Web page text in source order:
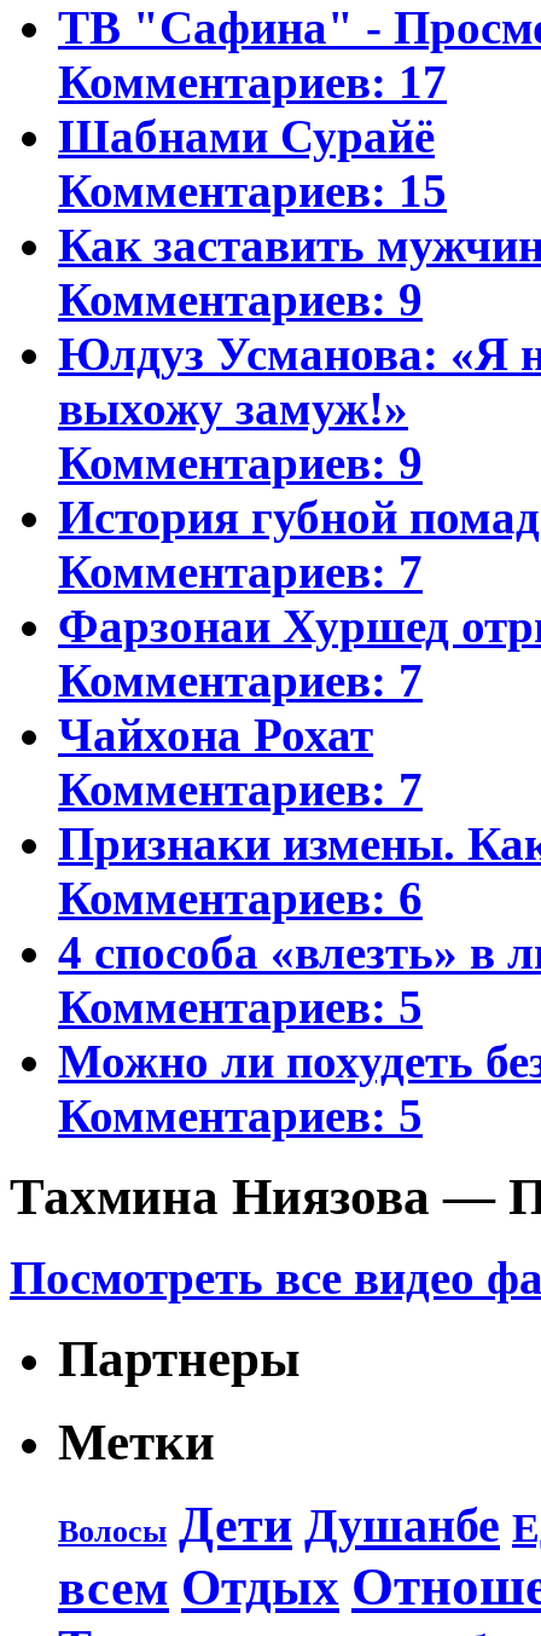
ТВ "Сафина" -
Комментариев: 17
Шабнами Сурайё
Комментариев: 15
Как заставить
Комментариев: 9
Юлдуз Усманова: «Я
выхожу замуж!»
Комментариев: 9
История губной
Комментариев: 7
Фарзонаи Хуршед
Комментариев: 7
Чайхона Рохат
Комментариев: 7
Признаки измены.
Комментариев: 6
4 способа «влезть» в
Комментариев: 5
Можно ли похудеть
Комментариев: 5
Тахмина Ниязова —
Посмотреть все видео
Партнеры
Метки
Волосы Дети Душанбе
всем Отдых